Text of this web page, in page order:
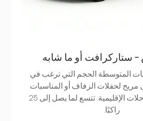
ستاركرافت أو ما شابه
المتوسطة الحجم التي ترغب في
لحفلات الزفاف أو المناسبات
الاجتماعية أو الرحلات الإقليمية. تتسع لما يصل إلى 25
راكبًا.